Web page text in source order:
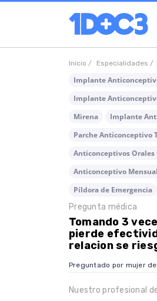
Inicio / Especialidades /
Implante
Implante
Mirena
Implante
Parche Anticonceptivo
Anticonceptivos Orales
Anticonceptivo Mensual
Píldora de Emergencia
Pregunta médica
Tomando 3
pierde
relacion se
Preguntado por mujer
Nuestro profesional